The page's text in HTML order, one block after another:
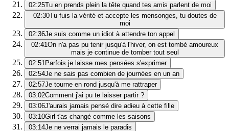
02:25Tu en prends plein la tête quand tes amis parlent de moi
02:30Tu fuis la vérité et accepte les mensonges, tu doutes de
moi
02:36Je suis comme un idiot à attendre ton appel
02:41On n'a pas pu tenir jusqu'à l'hiver, on est tombé amoureux
mais je continue de tomber tout seul
02:51Parfois je laisse mes pensées s'exprimer
02:54Je ne sais pas combien de journées en un an
02:57Je tourne en rond jusqu'à me rattraper
03:02Comment j'ai pu te laisser partir ?
03:06J'aurais jamais pensé dire adieu à cette fille
03:10Girl t'as changé comme les saisons
03:14Je ne verrai jamais le paradis